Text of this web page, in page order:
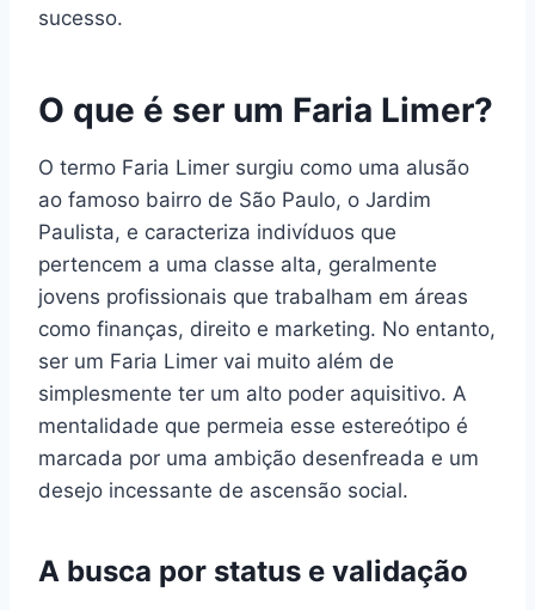
sucesso.
O que é ser um Faria Limer?
O termo Faria Limer surgiu como uma alusão
ao famoso bairro de São Paulo, o Jardim
Paulista, e caracteriza indivíduos que
pertencem a uma classe alta, geralmente
jovens profissionais que trabalham em áreas
como finanças, direito e marketing. No entanto,
ser um Faria Limer vai muito além de
simplesmente ter um alto poder aquisitivo. A
mentalidade que permeia esse estereótipo é
marcada por uma ambição desenfreada e um
desejo incessante de ascensão social.
A busca por status e validação